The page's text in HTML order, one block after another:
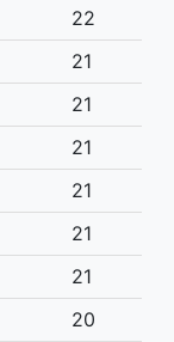
22
21
21
21
21
21
21
20